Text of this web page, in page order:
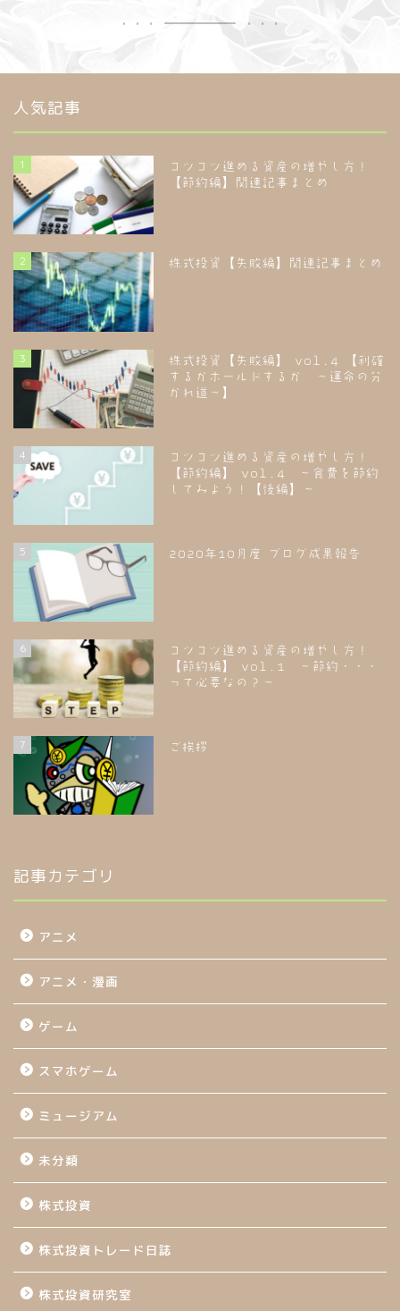
人気記事
1
コツコツ進める資産の増やし方！
【節約編】関連記事まとめ
2 株式投資【失敗編】関連記事まとめ
3
株式投資【失敗編】 vol.4 【利確
するかホールドするか ～運命の分
かれ道～】
4
コツコツ進める資産の増やし方！
【節約編】 vol.4 ～食費を節約
してみよう！【後編】～
5 2020年10月度 ブログ成果報告
6
コツコツ進める資産の増やし方！
【節約編】 vol.1 ～節約・・・
って必要なの？～
7 ご挨拶
記事カテゴリ
アニメ
アニメ・漫画
ゲーム
スマホゲーム
ミュージアム
未分類
株式投資
株式投資トレード日誌
株式投資研究室